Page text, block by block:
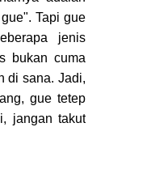
Tapi gue
jenis
bukan cuma
di sana. Jadi,
gue tetep
jangan takut